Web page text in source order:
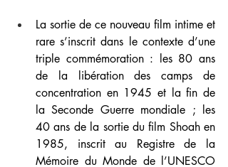
La sortie de ce nouveau film intime et
rare s’inscrit dans le contexte d’une
triple commémoration : les 80 ans
de la libération des camps de
concentration en 1945 et la fin de
la Seconde Guerre mondiale ; les
40 ans de la sortie du film Shoah en
1985, inscrit au Registre de la
Mémoire du Monde de l’UNESCO